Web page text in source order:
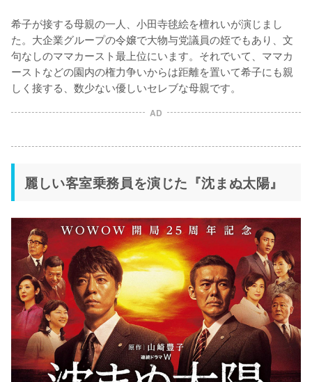
希子が接する母親の一人、小田寺毬絵を檀れいが演じまし
た。大企業グループの令嬢で大物与党議員の姪でもあり、文
句なしのママカースト最上位にいます。それでいて、ママカ
ーストなどの園内の権力争いからは距離を置いて希子にも親
しく接する、数少ない優しいセレブな母親です。
AD
麗しい客室乗務員を演じた『沈まぬ太陽』